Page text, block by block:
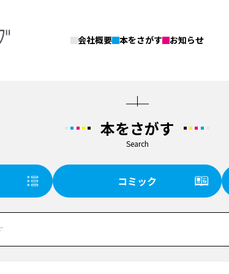
会社概要 本をさがす お知らせ
本をさがす
Search
コミック